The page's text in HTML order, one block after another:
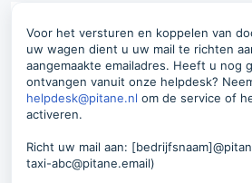
Voor het versturen en koppelen van
uw wagen dient u uw mail te richten
aangemaakte emailadres. Heeft u nog
ontvangen vanuit onze helpdesk?
helpdesk@pitane.nl om de service of
activeren.
Richt uw mail aan:
taxi-abc@pitane.email)